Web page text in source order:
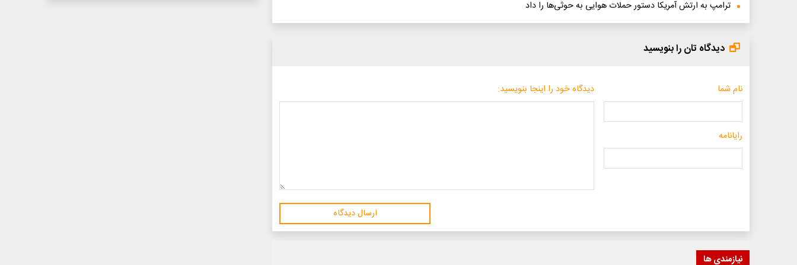
ترامپ به ارتش آمریکا دستور حملات هوایی به حوثی‌ها را داد
دیدگاه تان را بنویسید
نام شما
رایانامه
دیدگاه خود را اینجا بنویسید:
ارسال دیدگاه
نیازمندی ها